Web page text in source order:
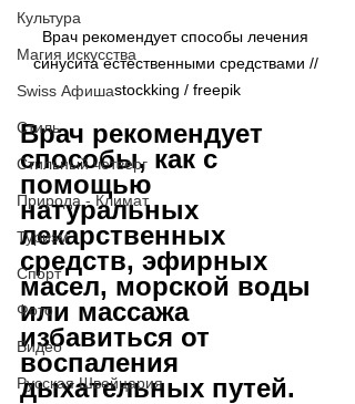
Культура
Магия искусства
Swiss Афиша
Стиль
Стильный четверг
Природа - Климат
Туризм
Спорт
Фото
Видео
Русская Швейцария
Врач рекомендует способы лечения
синусита естественными средствами //
stockking / freepik
Врач рекомендует
способы, как с
помощью
натуральных
лекарственных
средств, эфирных
масел, морской воды
или массажа
избавиться от
воспаления
дыхательных путей.